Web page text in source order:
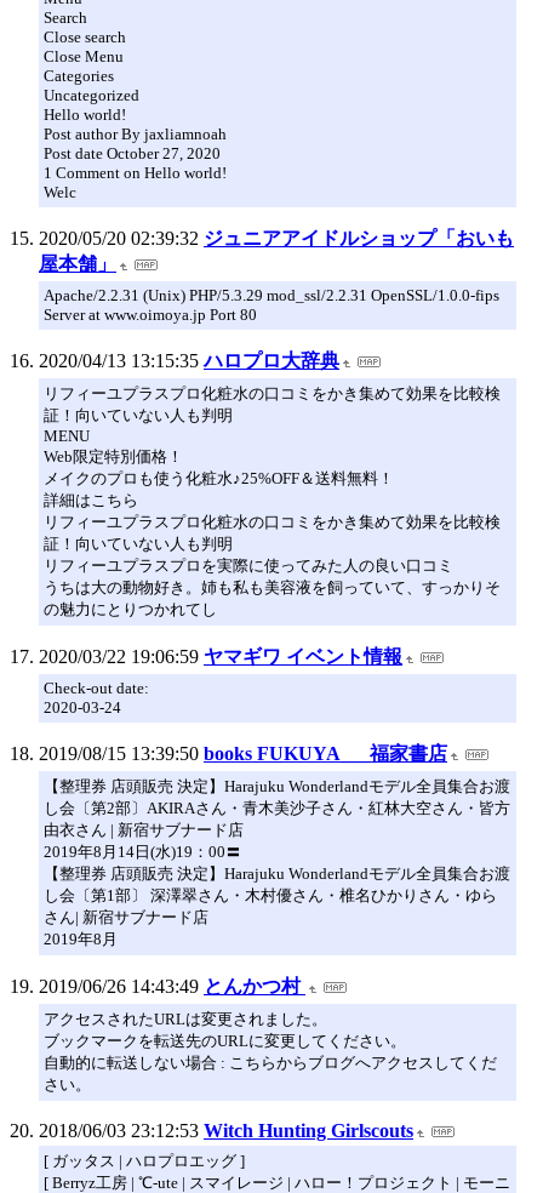
Search
Close search
Close Menu
Categories
Uncategorized
Hello world!
Post author By jaxliamnoah
Post date October 27, 2020
1 Comment on Hello world!
Welc
2020/05/20 02:39:32 ジュニアアイドルショップ「おいも
屋本舗」
Apache/2.2.31 (Unix) PHP/5.3.29 mod_ssl/2.2.31 OpenSSL/1.0.0-fips
Server at www.oimoya.jp Port 80
2020/04/13 13:15:35 ハロプロ大辞典
リフィーユプラスプロ化粧水の口コミをかき集めて効果を比較検
証！向いていない人も判明
MENU
Web限定特別価格！
メイクのプロも使う化粧水♪25%OFF＆送料無料！
詳細はこちら
リフィーユプラスプロ化粧水の口コミをかき集めて効果を比較検
証！向いていない人も判明
リフィーユプラスプロを実際に使ってみた人の良い口コミ
うちは大の動物好き。姉も私も美容液を飼っていて、すっかりそ
の魅力にとりつかれてし
2020/03/22 19:06:59 ヤマギワ イベント情報
Check-out date:
2020-03-24
2019/08/15 13:39:50 books FUKUYA___福家書店
【整理券 店頭販売 決定】Harajuku Wonderlandモデル全員集合お渡
し会〔第2部〕AKIRAさん・青木美沙子さん・紅林大空さん・皆方
由衣さん | 新宿サブナード店
2019年8月14日(水)19：00〓
【整理券 店頭販売 決定】Harajuku Wonderlandモデル全員集合お渡
し会〔第1部〕 深澤翠さん・木村優さん・椎名ひかりさん・ゆら
さん| 新宿サブナード店
2019年8月
2019/06/26 14:43:49 とんかつ村
アクセスされたURLは変更されました。
ブックマークを転送先のURLに変更してください。
自動的に転送しない場合 : こちらからブログへアクセスしてくだ
さい。
2018/06/03 23:12:53 Witch Hunting Girlscouts
[ ガッタス | ハロプロエッグ ]
[ Berryz工房 | ℃-ute | スマイレージ | ハロー！プロジェクト | モーニ